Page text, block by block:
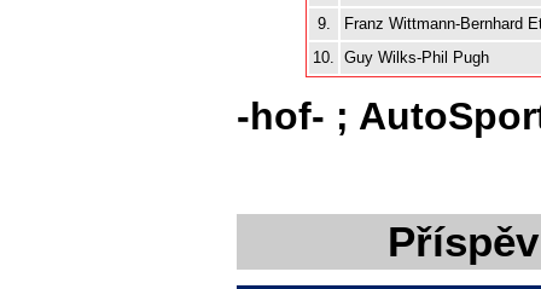
9.
Franz Wittmann-Bernhard
10. Guy Wilks-Phil Pugh
-hof- ;